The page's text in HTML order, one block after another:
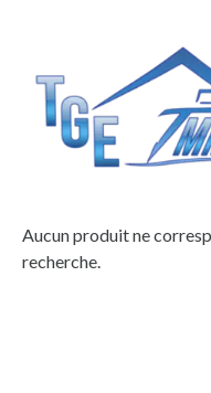
Aucun produit ne
recherche.